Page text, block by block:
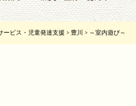
ービス・児童発達支援 > 豊川 > ～室内遊び～